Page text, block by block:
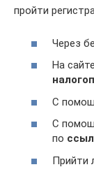
пройти
Через
На
С
С
по
Прийти